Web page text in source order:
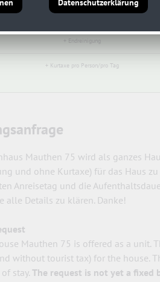
14 Tage (pro Tag/Gesamtpreis € 90)
+ Endreinigung
+ Kurtaxe pro Person/pro Tag
Mauthen 75 wird als ganzes
und ohne Kurtaxe) für das Haus
Anreisetag und die
alle Details zu klären. Danke!
Mauthen 75 is offered as a unit.
without tourist tax) for the house.
stay. The request is not yet a fixed
Datenschutzerklärung